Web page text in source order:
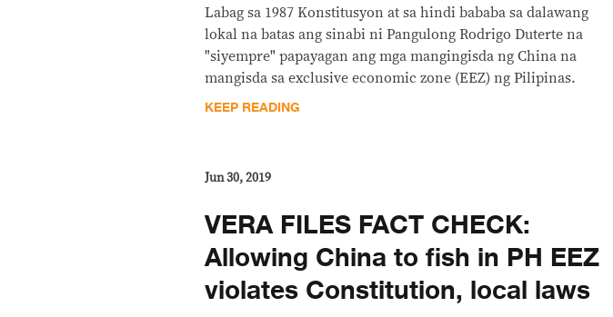
Labag sa 1987 Konstitusyon at sa hindi bababa sa dalawang
lokal na batas ang sinabi ni Pangulong Rodrigo Duterte na
"siyempre" papayagan ang mga mangingisda ng China na
mangisda sa exclusive economic zone (EEZ) ng Pilipinas.
KEEP READING
Jun 30, 2019
VERA FILES FACT CHECK:
Allowing China to fish in PH EEZ
violates Constitution, local laws